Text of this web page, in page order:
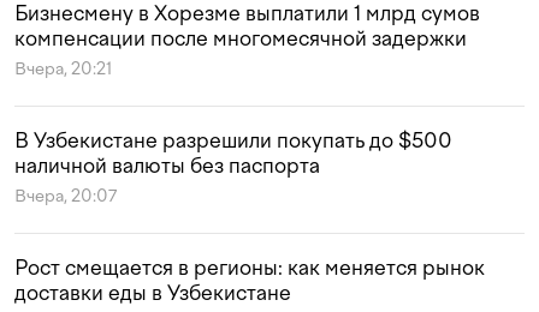
Бизнесмену в Хорезме выплатили 1 млрд сумов
компенсации после многомесячной задержки
Вчера, 20:21
В Узбекистане разрешили покупать до $500
наличной валюты без паспорта
Вчера, 20:07
Рост смещается в регионы: как меняется рынок
доставки еды в Узбекистане